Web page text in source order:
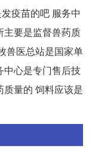
疫苗的吧 服务中
主要是监督兽药质
兽医总站是国家单
中心是专门售后技
量的 饲料应该是